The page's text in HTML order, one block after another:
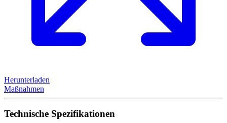
Herunterladen
Maßnahmen
Technische Spezifikationen